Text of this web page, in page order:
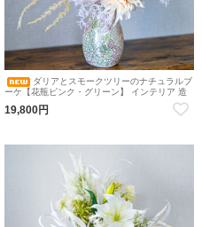
ダリアとスモークツリーのナチュラルブ
ーケ【花瓶ピンク・グリーン】 インテリア 造
花 アーティフィシャルフラワー 花瓶付ブーケ
花瓶アレンジメント
19,800円